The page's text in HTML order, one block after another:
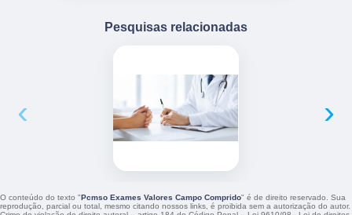
Pesquisas relacionadas
‹ ›
O conteúdo do texto "Pcmso Exames Valores Campo Comprido" é de direito reservado. Sua
reprodução, parcial ou total, mesmo citando nossos links, é proibida sem a autorização do autor.